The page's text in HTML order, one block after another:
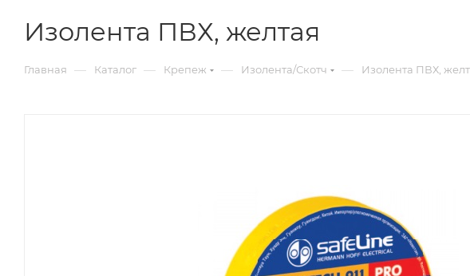
Изолента ПВХ, желтая
Главная — Каталог — Крепеж — Изолента/Скотч — Изолента ПВХ,